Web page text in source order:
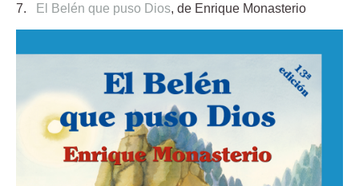
7. El Belén que puso Dios, de Enrique Monasterio